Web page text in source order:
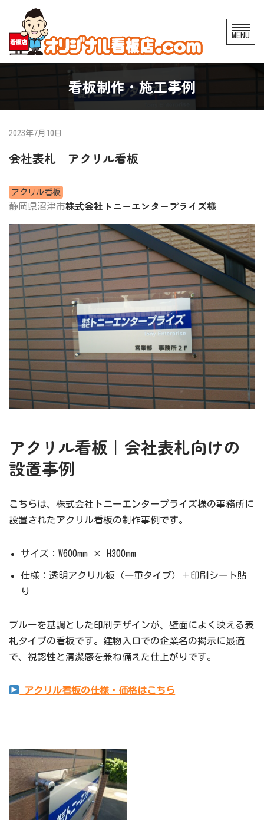
コ
ン
テ
へ
ス
ッ
プ
MENU
看板制作・施工事例
2023年7月10日
会社表札 アクリル看板
アクリル看板
静岡県沼津市株式会社トニーエンタープライズ様
アクリル看板｜会社表札向けの
設置事例
こちらは、株式会社トニーエンタープライズ様の事務所に
設置されたアクリル看板の制作事例です。
サイズ：W600mm × H300mm
仕様：透明アクリル板（一重タイプ）＋印刷シート貼
り
ブルーを基調とした印刷デザインが、壁面によく映える表
札タイプの看板です。建物入口での企業名の掲示に最適
で、視認性と清潔感を兼ね備えた仕上がりです。
アクリル看板の仕様・価格はこちら